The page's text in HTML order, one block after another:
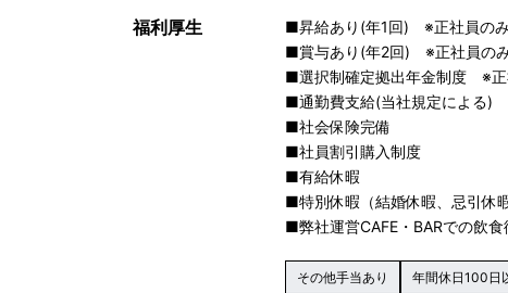
福利厚生
■昇給あり(年1回) ※正社員の
■賞与あり(年2回) ※正社員の
■選択制確定拠出年金制度 ※正
■通勤費支給(当社規定による)
■社会保険完備
■社員割引購入制度
■有給休暇
■特別休暇（結婚休暇、忌引
■弊社運営CAFE・BARでの飲食
その他手当あり 年間休日100日